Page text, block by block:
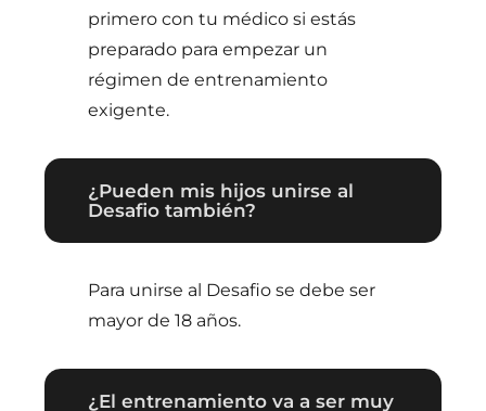
primero con tu médico si estás
preparado para empezar un
régimen de entrenamiento
exigente.
¿Pueden mis hijos unirse al
Desafio también?
Para unirse al Desafio se debe ser
mayor de 18 años.
¿El entrenamiento va a ser muy